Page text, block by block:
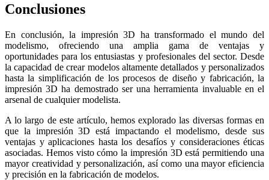
Conclusiones
En conclusión, la impresión 3D ha transformado el mundo del
modelismo, ofreciendo una amplia gama de ventajas y
oportunidades para los entusiastas y profesionales del sector. Desde
la capacidad de crear modelos altamente detallados y personalizados
hasta la simplificación de los procesos de diseño y fabricación, la
impresión 3D ha demostrado ser una herramienta invaluable en el
arsenal de cualquier modelista.
A lo largo de este artículo, hemos explorado las diversas formas en
que la impresión 3D está impactando el modelismo, desde sus
ventajas y aplicaciones hasta los desafíos y consideraciones éticas
asociadas. Hemos visto cómo la impresión 3D está permitiendo una
mayor creatividad y personalización, así como una mayor eficiencia
y precisión en la fabricación de modelos.